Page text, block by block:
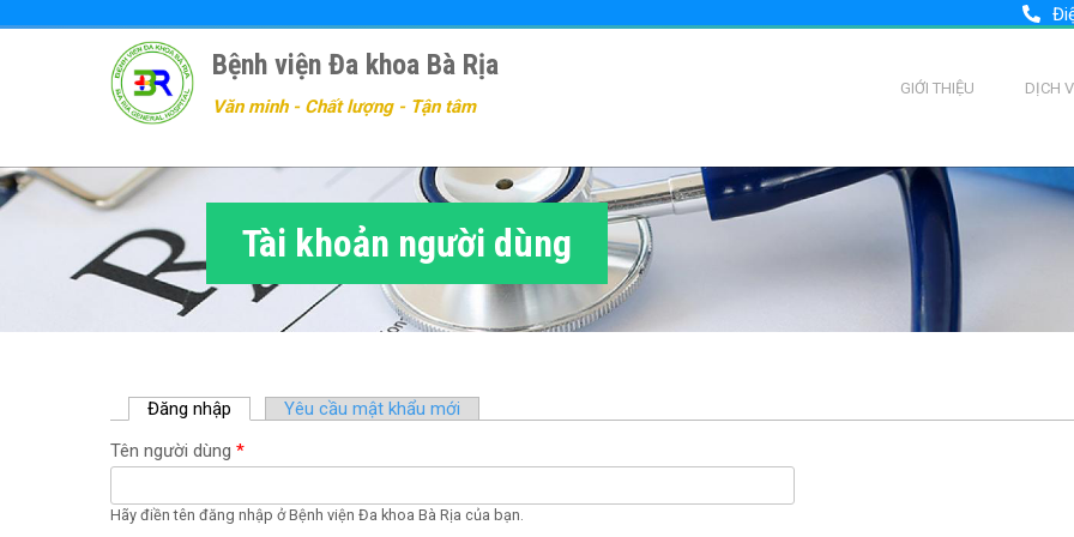
đến
Bệnh viện Đa khoa Bà Rịa
Văn minh - Chất lượng - Tận tâm
GIỚI THIỆU DỊCH
Tài khoản người dùng
Đăng nhập
a
b
o
Yêu cầu mật khẩu mới
Tên người dùng *
Hãy điền tên đăng nhập ở Bệnh viện Đa khoa Bà Rịa của bạn.